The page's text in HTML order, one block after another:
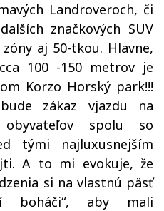
Landroveroch, či
značkových SUV
aj 50-tkou. Hlavne,
100 -150 metrov je
Korzo Horský park!!!
zákaz vjazdu na
obyvateľov spolu so
tými najluxusnejším
A to mi evokuje, že
si na vlastnú päsť
boháči“, aby mali